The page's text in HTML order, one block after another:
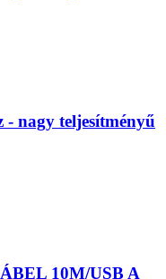
nagy teljesítményű
10M/USB A